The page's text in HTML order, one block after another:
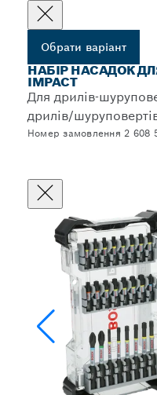
Обрати варіант
НАБІР НАСАДОК
IMPACT
Для дрилів-
дрилів/
Номер замовлення 2 608